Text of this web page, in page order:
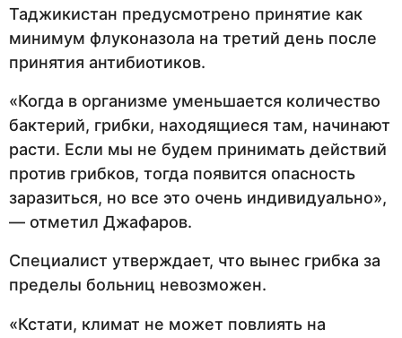
Таджикистан предусмотрено принятие как
минимум флуконазола на третий день после
принятия антибиотиков.
«Когда в организме уменьшается количество
бактерий, грибки, находящиеся там, начинают
расти. Если мы не будем принимать действий
против грибков, тогда появится опасность
заразиться, но все это очень индивидуально»,
— отметил Джафаров.
Специалист утверждает, что вынес грибка за
пределы больниц невозможен.
«Кстати, климат не может повлиять на